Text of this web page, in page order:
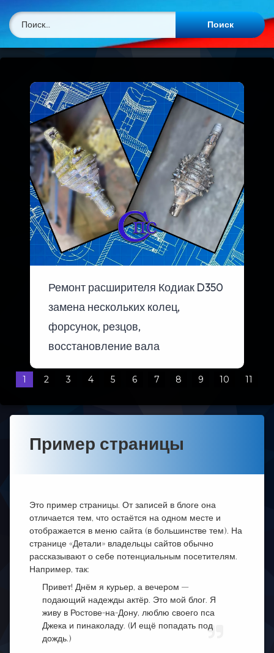
Найти:
Ремонт расширителя Кодиак D350
замена нескольких колец,
форсунок, резцов,
восстановление вала
1 2 3 4 5 6 7 8 9 10 11
Пример страницы
Это пример страницы. От записей в блоге она
отличается тем, что остаётся на одном месте и
отображается в меню сайта (в большинстве тем). На
странице «Детали» владельцы сайтов обычно
рассказывают о себе потенциальным посетителям.
Например, так:
Привет! Днём я курьер, а вечером —
подающий надежды актёр. Это мой блог. Я
живу в Ростове-на-Дону, люблю своего пса
Джека и пинаколаду. (И ещё попадать под
дождь.)